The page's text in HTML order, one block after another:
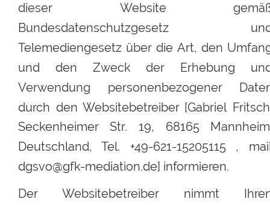
dieser
Website
Bundesdatenschutzgesetz
Telemediengesetz über die Art, den
und
den Zweck der Erhebung
Verwendung
personenbezogener
durch den Websitebetreiber [Gabriel
Seckenheimer
Str. 19, 68165
Deutschland,
Tel. +49-621-15205115 ,
dgsvo@gfk-mediation.de] informieren.
Der
Websitebetreiber nimmt